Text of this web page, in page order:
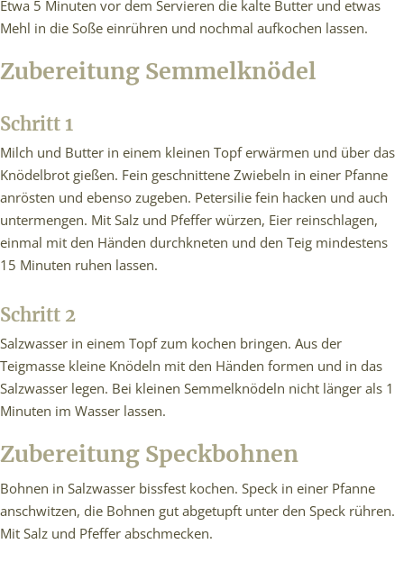
Etwa 5 Minuten vor dem Servieren die kalte Butter und etwas
Mehl in die Soße einrühren und nochmal aufkochen lassen.
Zubereitung Semmelknödel
Schritt 1
Milch und Butter in einem kleinen Topf erwärmen und über das
Knödelbrot gießen. Fein geschnittene Zwiebeln in einer Pfanne
anrösten und ebenso zugeben. Petersilie fein hacken und auch
untermengen. Mit Salz und Pfeffer würzen, Eier reinschlagen,
einmal mit den Händen durchkneten und den Teig mindestens
15 Minuten ruhen lassen.
Schritt 2
Salzwasser in einem Topf zum kochen bringen. Aus der
Teigmasse kleine Knödeln mit den Händen formen und in das
Salzwasser legen. Bei kleinen Semmelknödeln nicht länger als 1
Minuten im Wasser lassen.
Zubereitung Speckbohnen
Bohnen in Salzwasser bissfest kochen. Speck in einer Pfanne
anschwitzen, die Bohnen gut abgetupft unter den Speck rühren.
Mit Salz und Pfeffer abschmecken.